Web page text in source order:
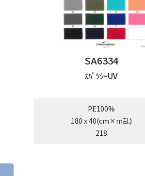
SA6334
ｽﾊﾟﾂｼｰUV
PE100%
180 x 40(cm×m乱)
218